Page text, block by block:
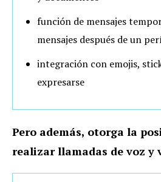
función de mensajes
mensajes después de un
integración con emojis,
expresarse
Pero además, otorga la
realizar llamadas de voz y